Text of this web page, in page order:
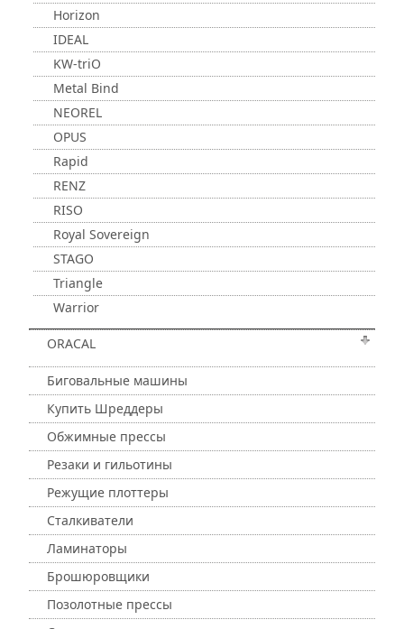
Horizon
IDEAL
KW-triO
Metal Bind
NEOREL
OPUS
Rapid
RENZ
RISO
Royal Sovereign
STAGO
Triangle
Warrior
ORACAL
Биговальные машины
Купить Шреддеры
Обжимные прессы
Резаки и гильотины
Режущие плоттеры
Сталкиватели
Ламинаторы
Брошюровщики
Позолотные прессы